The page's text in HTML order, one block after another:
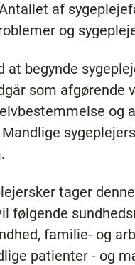
af
og
at begynde
som afgørende
og
tager
følgende
familie- og
patienter - og